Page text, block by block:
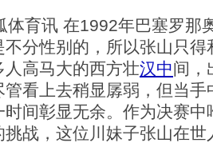
育讯 在1992年巴塞罗那
不分性别的，所以张山只
人高马大的西方壮汉中间，
管看上去稍显孱弱，但当
时间彰显无余。作为决赛
挑战，这位川妹子张山在